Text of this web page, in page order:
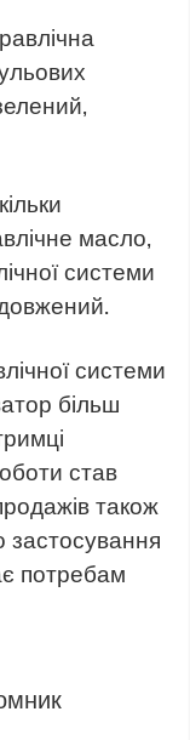
масло,
системи
системи
більш
став
також
застосування
потребам